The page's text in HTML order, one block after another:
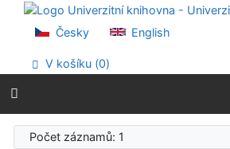
Přejít na obsah
Přejít na menu
Prohlášení o webové přístupnosti
Česky English
V košíku (0)
Počet záznamů: 1